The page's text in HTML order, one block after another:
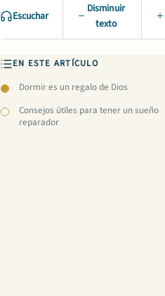
Escuchar
Disminuir
texto
EN ESTE ARTÍCULO
Dormir es un regalo de Dios
Consejos útiles para tener un sueño
reparador